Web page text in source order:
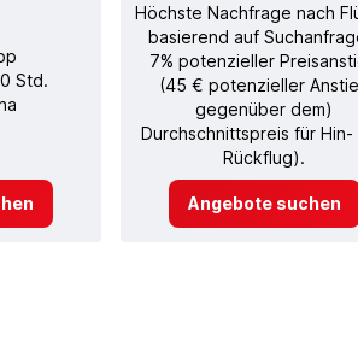
Std.
Höchste Nachfrage nach
basierend auf
7% potenzieller
(45 € potenzieller
gegenüber dem)
Durchschnittspreis für Hin-
Rückflug).
Angebote suchen